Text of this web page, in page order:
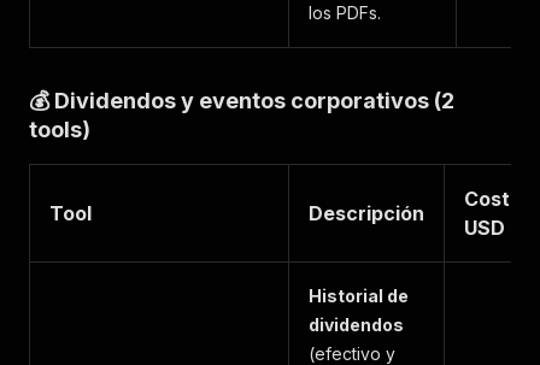
los PDFs.
💰 Dividendos y eventos corporativos (2
tools)
Tool Descripción
Costo
USD
Historial de
dividendos
(efectivo y